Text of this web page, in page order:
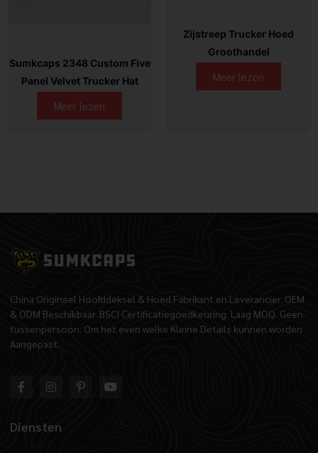
Sumkcaps 2348 Custom Five
Panel Velvet Trucker Hat
Meer lezen
Zijstreep Trucker Hoed
Groothandel
Meer lezen
China Origineel Hoofddeksel & Hoed Fabrikant en Leverancier. OEM
& ODM Beschikbaar. BSCI Certificatiegoedkeuring. Laag MOQ. Geen
tussenpersoon. Om het even welke Kleine Details kunnen worden
Aangepast.
Diensten